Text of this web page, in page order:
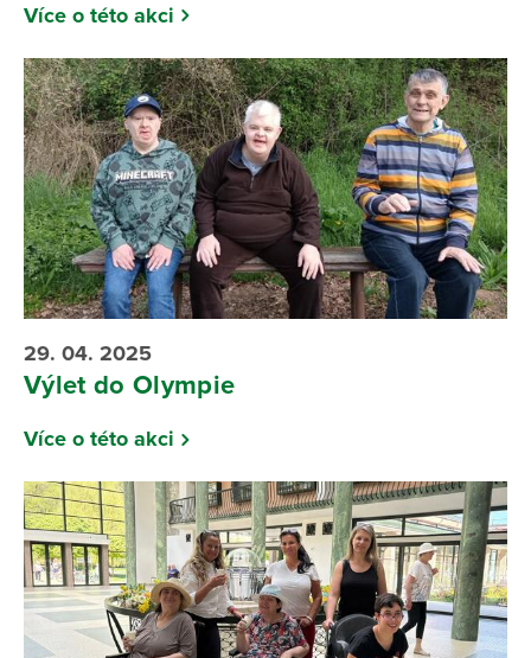
Více o této akci
29. 04. 2025
Výlet do Olympie
Více o této akci